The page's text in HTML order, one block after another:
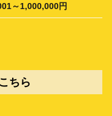
～1,000,000円
ちら